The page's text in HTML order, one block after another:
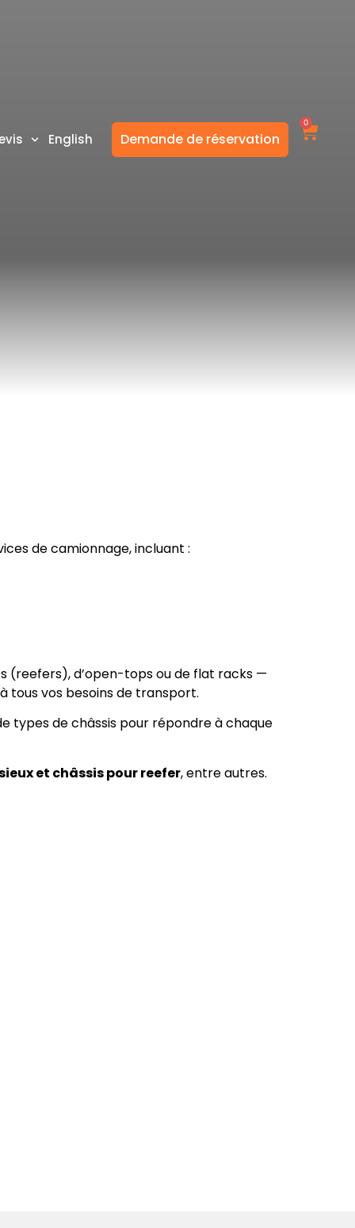
English Demande de réservation
0
de camionnage, incluant :
(reefers), d’open-tops ou de flat racks —
tous vos besoins de transport.
types de châssis pour répondre à chaque
et châssis pour reefer, entre autres.